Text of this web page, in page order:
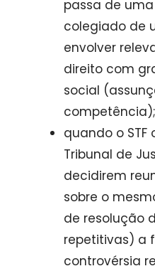
passa de
colegiado de
envolver
direito com
social
competência);
quando o STF
Tribunal de
decidirem
sobre o
de resolução
repetitivas) a
controvérsia